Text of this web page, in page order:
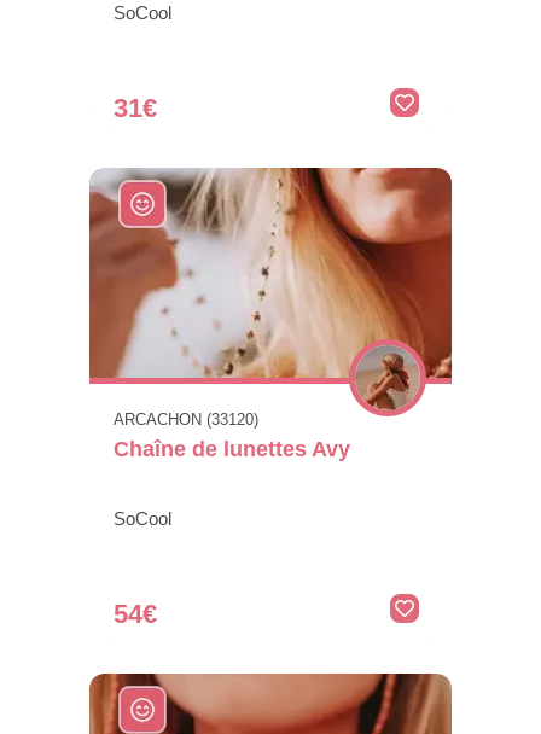
SoCool
31€
ARCACHON (33120)
Chaîne de lunettes Avy
SoCool
54€